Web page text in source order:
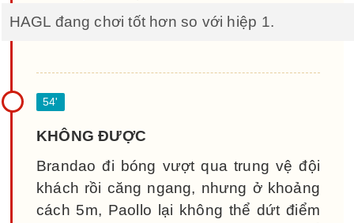
HAGL đang chơi tốt hơn so với hiệp 1.
KHÔNG ĐƯỢC
Brandao đi bóng vượt qua trung vệ đội
khách rồi căng ngang, nhưng ở khoảng
cách 5m, Paollo lại không thể dứt điểm